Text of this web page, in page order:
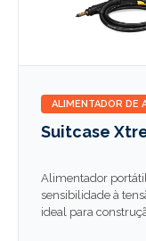
ALIMENTADOR DE
Suitcase
Alimentador
sensibilidade à
ideal para